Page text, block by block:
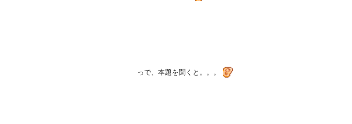
っで、本題を聞くと。。。